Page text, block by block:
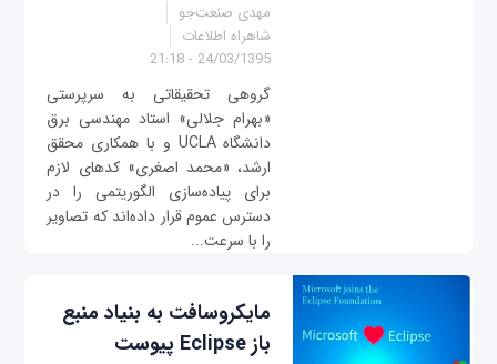
مهدی صنعت‌جو
شاهراه اطلاعات
24/03/1395 - 21:18
گروهی تحقیقاتی به سرپرستی
«بهرام جلالی» استاد مهندسی برق
دانشگاه UCLA و با همکاری محقق
ارشد، «محمد اصغری» کدهای لازم
برای پیاده‌سازی الگوریتمی را در
دسترس عموم قرار داده‌اند که تصاویر
را با سرعت...
مایکروسافت به بنیاد منبع
باز Eclipse پیوست